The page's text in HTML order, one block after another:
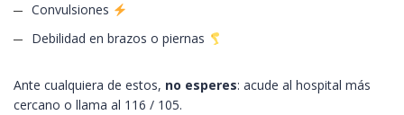
Convulsiones
Debilidad en brazos o piernas
Ante cualquiera de estos, no esperes: acude al hospital más
cercano o llama al 116 / 105.